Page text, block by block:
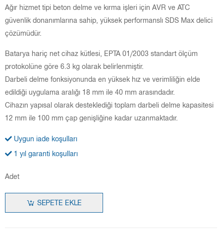
Ağır hizmet tipi beton delme ve kırma işleri için AVR ve ATC
güvenlik donanımlarına sahip, yüksek performanslı SDS Max delici
çözümüdür.
Batarya hariç net cihaz kütlesi, EPTA 01/2003 standart ölçüm
protokolüne göre 6.3 kg olarak belirlenmiştir.
Darbeli delme fonksiyonunda en yüksek hız ve verimliliğin elde
edildiği uygulama aralığı 18 mm ile 40 mm arasındadır.
Cihazın yapısal olarak desteklediği toplam darbeli delme kapasitesi
12 mm ile 100 mm çap genişliğine kadar uzanmaktadır.
Uygun iade koşulları
1 yıl garanti koşulları
Adet
SEPETE EKLE